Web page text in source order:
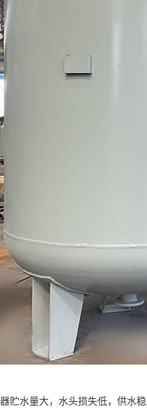
贮水量大，水头损失低，供水